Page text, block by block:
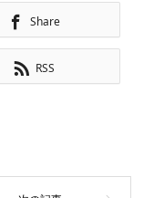
Share
RSS